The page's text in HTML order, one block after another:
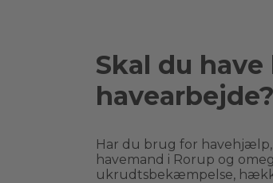
Skal du
havearbejde?
Har du brug for
havemand i Rorup og
ukrudtsbekæmpelse,